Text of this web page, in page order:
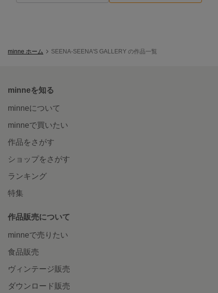
minne ホーム SEENA-SEENA'S GALLERY の作品一覧
minneを知る
minneについて
minneで買いたい
作品をさがす
ショップをさがす
ランキング
特集
作品販売について
minneで売りたい
食品販売
ヴィンテージ販売
ダウンロード販売